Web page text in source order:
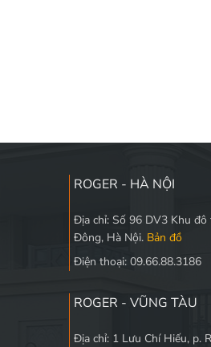
ROGER - HÀ NỘI
Địa chỉ: Số 96 DV3 Khu đô
Đông, Hà Nội. Bản đồ
Điện thoại: 09.66.88.3186
ROGER - VŨNG TÀU
Địa chỉ: 1 Lưu Chí Hiếu, p.